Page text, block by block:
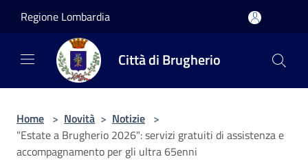
Regione Lombardia
Città di Brugherio
Home > Novità > Notizie >
"Estate a Brugherio 2026": servizi gratuiti di assistenza e
accompagnamento per gli ultra 65enni